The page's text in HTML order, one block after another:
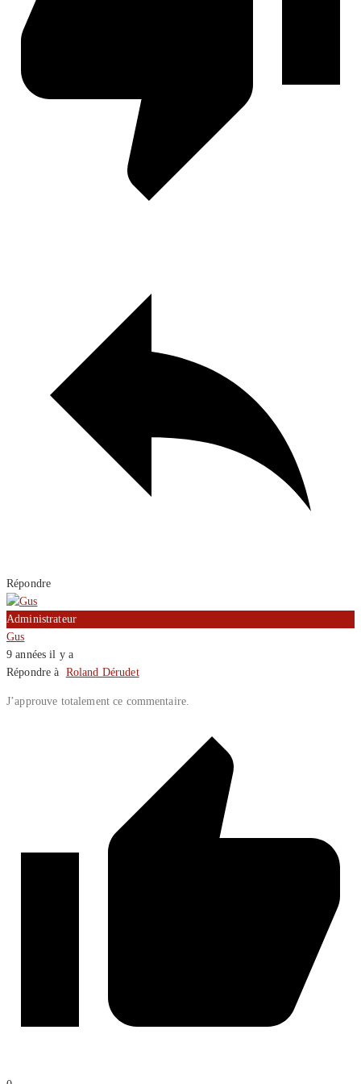
Répondre
Administrateur
Gus
9 années il y a
Répondre à Roland Dérudet
J’approuve totalement ce commentaire.